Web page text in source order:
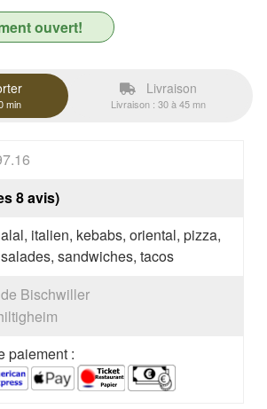
ouvert!
min
Livraison
Livraison : 30 à 45 mn
8 avis)
italien, kebabs, oriental, pizza,
sandwiches, tacos
Bischwiller
paiement :